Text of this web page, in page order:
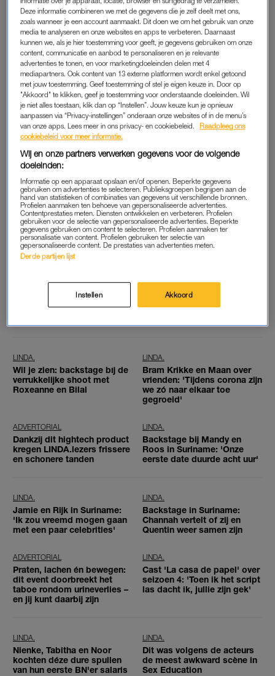
HOE ROMANTISCH IS VOETBALLER FRENKIE
DE JONG AANGELEGD? 'HET WORDT WEL
LINDA.
Internationale Vrouwendag
2021: strijd jij mee tegen
straatintimidatie?
LINDA.
Kijkje backstage: Tabitha,
Geraldine en Tatjana doen
boekje open over
straatintimidatie
Ja écht: WorldPride is nog in
volle gang – en hier rol je nu
het allerlekkerst je bed in na
Déze bekende mannen
spreken zich uit tegen
straatintimidatie
LINDA.
Wil je zien: backstage bij de
verrukkelijke shoot met
Roxeanne en Bilal
LINDA.
Bram Krikke en Maan over
vrienden: 'Tijdens corona zijn
we zó naar elkaar toe
gegroeid'
ADVERTORIAL
Dankzij dit hightech product
kregen LINDA.lezers frissere
en schonere tanden
LINDA.
Backstage bij Mandy en
Roos in Suriname: 'Onze
eerste date duurde acht uur'
LINDA.
Jamie en Rijk in Suriname:
'Ik zou vreemd mogen gaan
met een paar celebrities'
LINDA.
Backstage in Suriname:
Channah vertelt of zij en
Quentin weer samen zijn
ADVERTORIAL
Praten, lachen én bewegen:
dit event doorbreekt het
taboe rondom urineverlies –
en jij kunt daarbij zijn
LINDA.
Cast 'La casa de papel' over
seizoen 4: 'Toen ik het script
las dacht ik, jullie zijn gek'
LINDA.
Nienke, Tabitha en Noor
kochten déze dure spullen
van hun eerste BN'er salaris
LINDA.
Dit was volgens de acteurs
de meest awkward scène in
Sex Education
Deze informatie combineren we met de gegevens die je zelf deelt met ons,
zoals wanneer je een account aanmaakt. Dit doen we om het gebruik van onze
media te analyseren en onze websites en apps te verbeteren. Daarnaast
kunnen we, als je hier toestemming voor geeft, je gegevens gebruiken om onze
content, communicatie en aanbod te personaliseren en je relevante
advertenties te tonen, en voor marketingdoeleinden delen met 4
mediapartners. Ook content van 13 externe platformen wordt enkel getoond
met jouw toestemming. Geef toestemming of stel je eigen keuze in. Door op
"Akkoord" te klikken, geef je toestemming voor onderstaande doeleinden. Wil
je niet alles toestaan, klik dan op “Instellen”. Jouw keuze kun je opnieuw
aanpassen via “Privacy-instellingen” onderaan onze websites of in de menu’s
van onze apps. Lees meer in ons privacy- en cookiebeleid.
Raadpleeg ons
cookiebeleid voor meer informatie.
Wij en onze partners verwerken gegevens voor de volgende
doeleinden:
Informatie op een apparaat opslaan en/of openen. Beperkte gegevens
gebruiken om advertenties te selecteren. Publieksgroepen begrijpen aan de
hand van statistieken of combinaties van gegevens uit verschillende bronnen.
Profielen aanmaken ten behoeve van gepersonaliseerde advertenties.
Contentprestaties meten. Diensten ontwikkelen en verbeteren. Profielen
gebruiken voor de selectie van gepersonaliseerde advertenties. Beperkte
gegevens gebruiken om content te selecteren. Profielen aanmaken ter
personalisatie van content. Profielen gebruiken ter selectie van
gepersonaliseerde content. De prestaties van advertenties meten.
Derde partijen lijst
Instellen Akkoord